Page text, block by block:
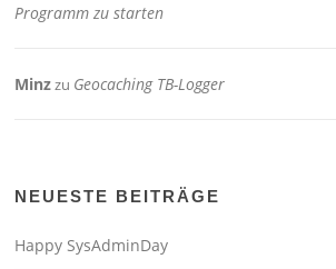
Programm zu starten
Minzzu Geocaching TB-Logger
NEUESTE BEITRÄGE
Happy SysAdminDay